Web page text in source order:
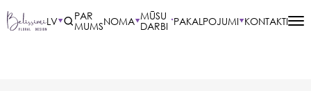
LV
PAR
MUMSNOMA MŪSU
DARBI PAKALPOJUMI KONTAKTI